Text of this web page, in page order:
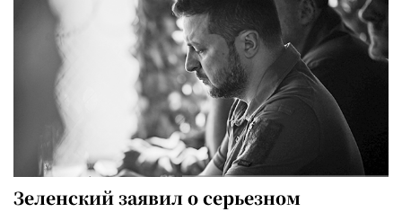
Зеленский заявил о серьезном